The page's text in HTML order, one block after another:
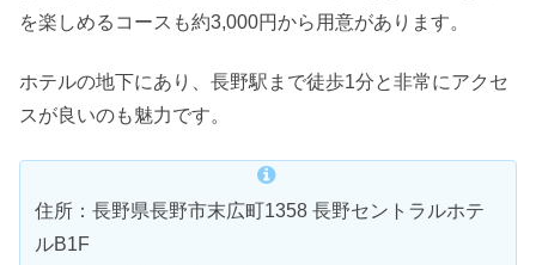
を楽しめるコースも約3,000円から用意があります。
ホテルの地下にあり、長野駅まで徒歩1分と非常にアクセ
スが良いのも魅力です。
住所：長野県長野市末広町1358 長野セントラルホテ
ルB1F